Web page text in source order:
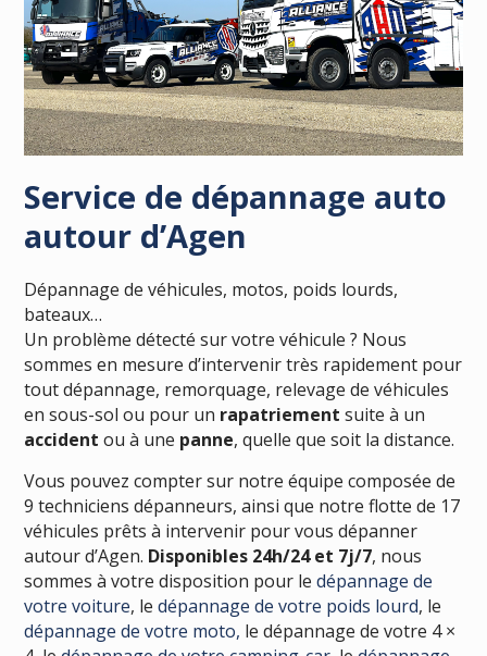
Service de dépannage auto
autour d’Agen
Dépannage de véhicules, motos, poids lourds,
bateaux…
Un problème détecté sur votre véhicule ? Nous
sommes en mesure d’intervenir très rapidement pour
tout dépannage, remorquage, relevage de véhicules
en sous-sol ou pour un rapatriement suite à un
accident ou à une panne, quelle que soit la distance.
Vous pouvez compter sur notre équipe composée de
9 techniciens dépanneurs, ainsi que notre flotte de 17
véhicules prêts à intervenir pour vous dépanner
autour d’Agen. Disponibles 24h/24 et 7j/7, nous
sommes à votre disposition pour le dépannage de
votre voiture, le dépannage de votre poids lourd, le
dépannage de votre moto, le dépannage de votre 4 ×